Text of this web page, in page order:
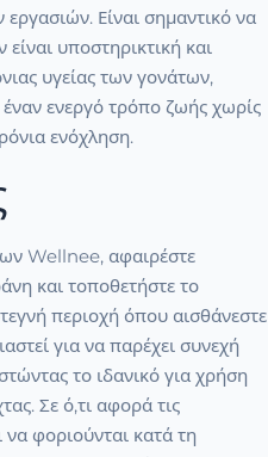
Είναι σημαντικό να
υποστηρικτική και
υγείας των γονάτων,
ενεργό τρόπο ζωής χωρίς
ενόχληση.
Wellnee, αφαιρέστε
και τοποθετήστε το
περιοχή όπου αισθάνεστε
για να παρέχει συνεχή
το ιδανικό για χρήση
Σε ό,τι αφορά τις
φοριούνται κατά τη